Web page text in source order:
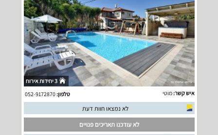
3 יחידות אירוח
איש קשר:מוטי טלפון:052-9172870
לא נמצאו חוות דעת
לא עודכנו תאריכים פנויים